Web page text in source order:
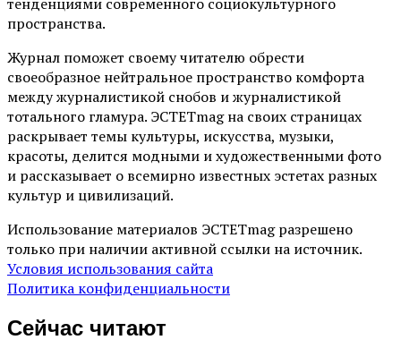
пространства.
Журнал поможет своему читателю обрести
своеобразное нейтральное пространство комфорта
между журналистикой снобов и журналистикой
тотального гламура. ЭСТЕТmag на своих страницах
раскрывает темы культуры, искусства, музыки,
красоты, делится модными и художественными фото
и рассказывает о всемирно известных эстетах разных
культур и цивилизаций.
Использование материалов ЭСТЕТmag разрешено
только при наличии активной ссылки на источник.
Условия использования сайта
Политика конфиденциальности
Сейчас читают